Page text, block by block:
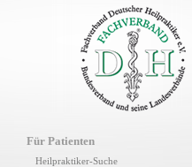
Für Patienten
Heilpraktiker-Suche